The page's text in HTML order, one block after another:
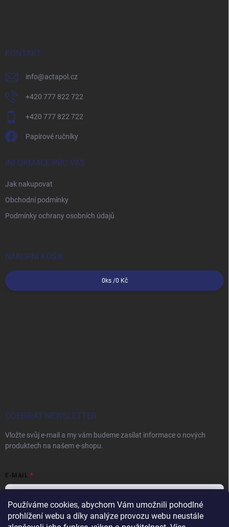
Používáme cookies, abychom Vám umožnili pohodlné
prohlížení webu a díky analýze provozu webu neustále
KONTAKT
info@actapol.cz
+420 777 822 722
+420 777 822 722
Papírové ručníky
INFORMACE PRO VÁS
Jak nakupovat
Obchodní podmínky
Podmínky ochrany osobních údajů
NÁKUPNÍ KOŠÍK
0 ks /0 Kč
ODEBÍRAT NEWSLETTER
Vložte svůj e-mail a my vám budeme zasílat informace o nových
produktech na našem e-shopu.
E-MAIL
Vložením e-mailu souhlasíte spodmínkami ochrany osobních údajů